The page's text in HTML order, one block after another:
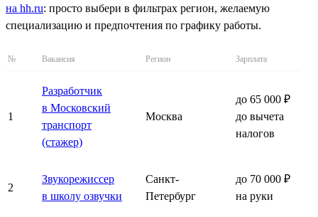
на hh.ru: просто выбери в фильтрах регион, желаемую
специализацию и предпочтения по графику работы.
№ Вакансия Регион Зарплата
1
Разработчик
в Московский
транспорт
(стажер)
Москва
до 65 000 ₽
до вычета
налогов
2
Звукорежиссер
в школу озвучки
Санкт-
Петербург
до 70 000 ₽
на руки